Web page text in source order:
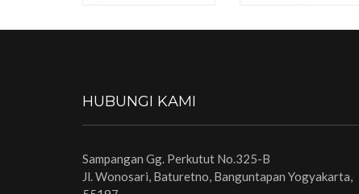
HUBUNGI KAMI
Sampangan Gg. Perkutut No.325-B
Jl. Wonosari, Baturetno, Banguntapan Yogyakarta,